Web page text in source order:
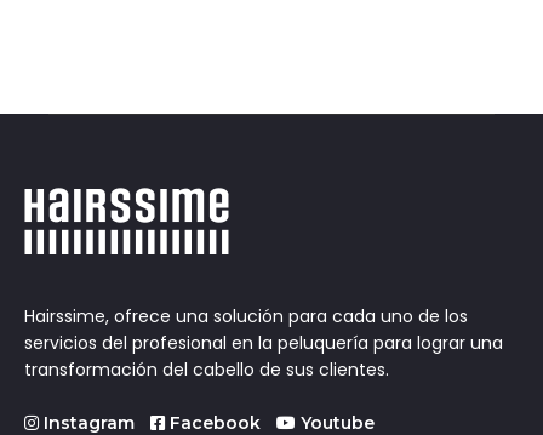
Hairssime, ofrece una solución para cada uno de los
servicios del profesional en la peluquería para lograr una
transformación del cabello de sus clientes.
Instagram Facebook Youtube